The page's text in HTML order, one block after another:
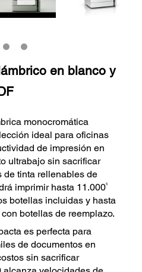
en blanco y
monocromática
ideal para oficinas
de impresión en
ultrabajo sin sacrificar
de tinta rellenables de
imprimir hasta 11.0005
botellas incluidas y hasta
botellas de reemplazo.
es perfecta para
de documentos en
sin sacrificar